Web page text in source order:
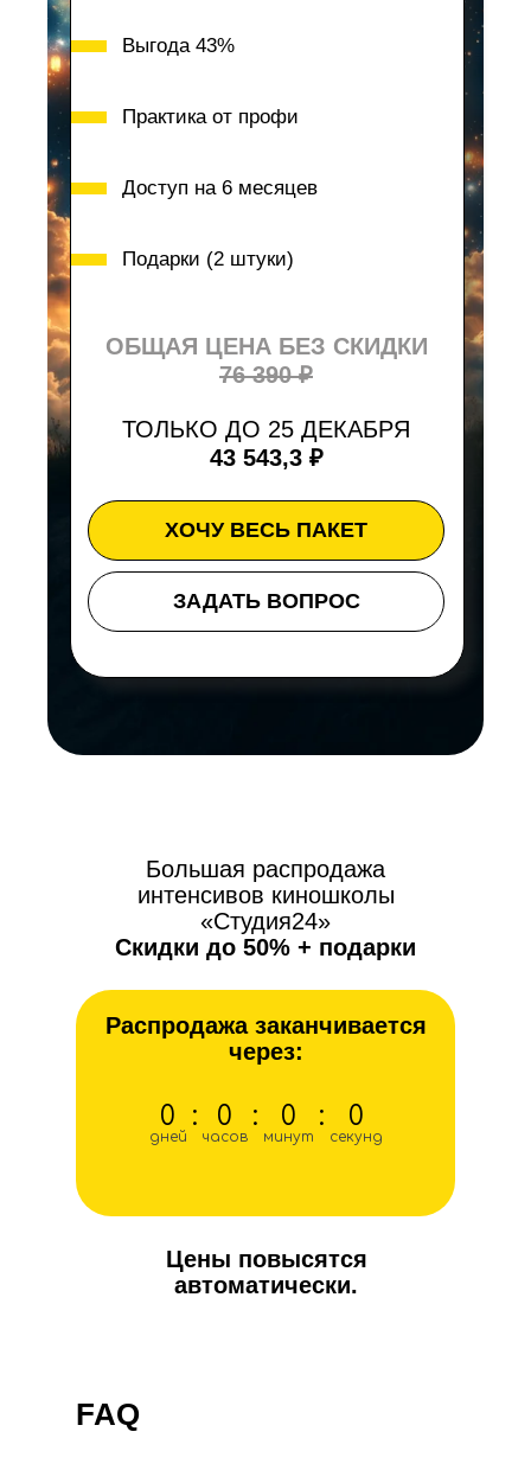
ТОЛЬКО ДО 25 ДЕКАБРЯ
43 543,3 ₽
Выгода 43%
Практика от профи
Доступ на 6 месяцев
Подарки (2 штуки)
ОБЩАЯ ЦЕНА БЕЗ СКИДКИ
76 390₽
ЗАДАТЬ ВОПРОС
ХОЧУ ВЕСЬ ПАКЕТ
Цены повысятся
автоматически.
Большая распродажа
интенсивов киношколы
«Студия24»
Скидки до 50% + подарки
Распродажа заканчивается
через:
0
дней
: 0
часов
: 0
минут
: 0
секунд
FAQ